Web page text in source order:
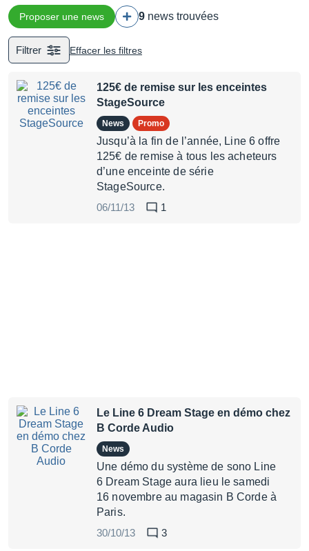
Proposer une news 9 news trouvées
Filtrer Effacer les filtres
125€ de remise sur les enceintes
StageSource
News Promo
Jusqu’à la fin de l’année, Line 6 offre
125€ de remise à tous les acheteurs
d’une enceinte de série
StageSource.
06/11/13
1
Le Line 6 Dream Stage en démo chez
B Corde Audio
News
Une démo du système de sono Line
6 Dream Stage aura lieu le samedi
16 novembre au magasin B Corde à
Paris.
30/10/13
3